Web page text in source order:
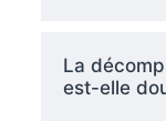
La
est-elle